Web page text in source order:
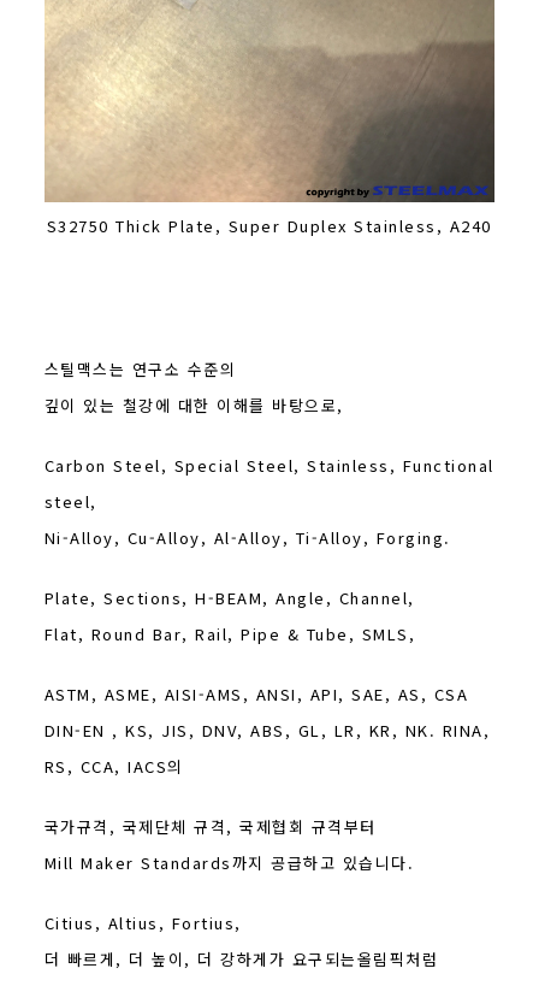
S32750 Thick Plate, Super Duplex Stainless, A240
스틸맥스는 연구소 수준의
깊이 있는 철강에 대한 이해를 바탕으로,
Carbon Steel, Special Steel, Stainless, Functional
steel,
Ni-Alloy, Cu-Alloy, Al-Alloy, Ti-Alloy, Forging.
Plate, Sections, H-BEAM, Angle, Channel,
Flat, Round Bar, Rail, Pipe & Tube, SMLS,
ASTM, ASME, AISI-AMS, ANSI, API, SAE, AS, CSA
DIN-EN , KS, JIS, DNV, ABS, GL, LR, KR, NK. RINA,
RS, CCA, IACS의
국가규격, 국제단체 규격, 국제협회 규격부터
Mill Maker Standards까지 공급하고 있습니다.
Citius, Altius, Fortius,
더 빠르게, 더 높이, 더 강하게가 요구되는올림픽처럼